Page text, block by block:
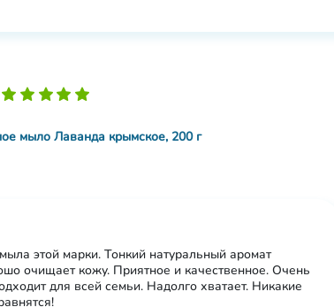
мыло Лаванда крымское, 200 г
этой марки. Тонкий натуральный аромат
очищает кожу. Приятное и качественное. Очень
для всей семьи. Надолго хватает. Никакие